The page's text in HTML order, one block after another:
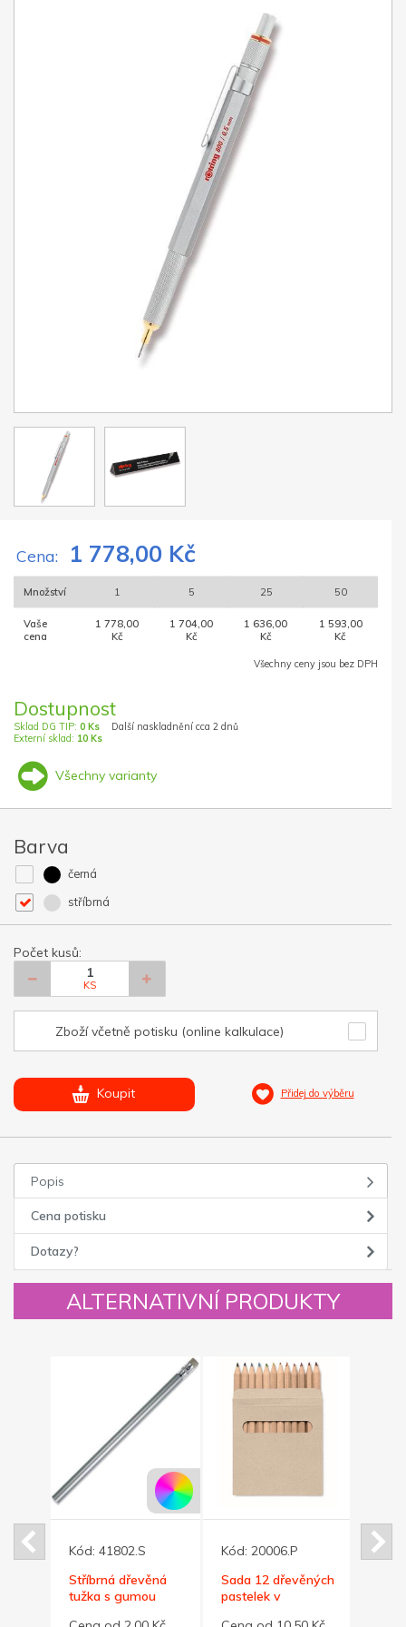
Cena: 1 778,00 Kč
Množství 1 5 25 50
Vaše
cena
1 778,00
Kč
1 704,00
Kč
1 636,00
Kč
1 593,00
Kč
Všechny ceny jsou bez DPH
Dostupnost
Sklad DG TIP: 0 Ks
Externí sklad: 10 Ks
Další naskladnění cca 2 dnů
Všechny varianty
Barva
černá
stříbrná
Počet kusů:
KS
Zboží včetně potisku (online kalkulace)
Koupit Přidej do výběru
Popis
Cena potisku
Dotazy?
ALTERNATIVNÍ PRODUKTY
Kód: 41802.S
Stříbrná dřevěná
tužka s gumou
Kód: 20006.P
Sada 12 dřevěných
pastelek v
Kód: